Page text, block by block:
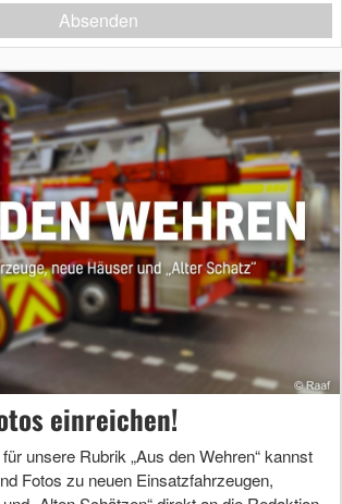
Absenden
einreichen!
unsere Rubrik „Aus den Wehren“ kannst
Fotos zu neuen Einsatzfahrzeugen,